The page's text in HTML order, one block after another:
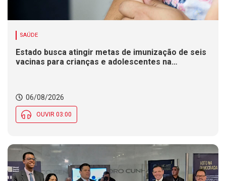
SAÚDE
Estado busca atingir metas de imunização de seis
vacinas para crianças e adolescentes na
06/08/2026
OUVIR 03:00